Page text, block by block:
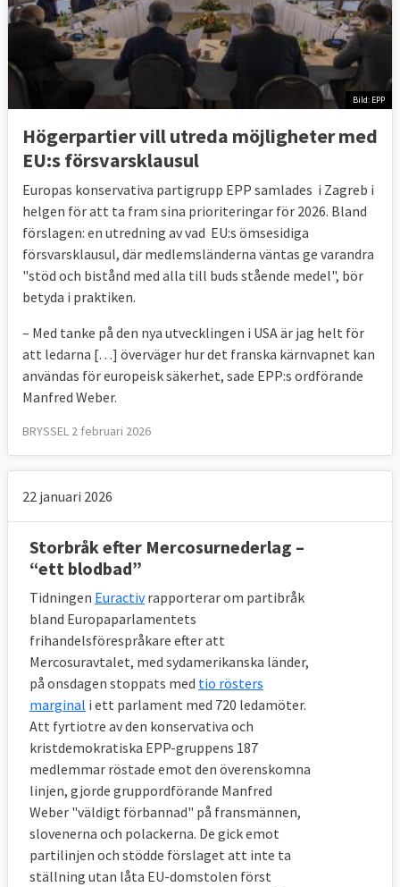
Bild: EPP
Högerpartier vill utreda möjligheter med
EU:s försvarsklausul
Europas konservativa partigrupp EPP samlades i Zagreb i
helgen för att ta fram sina prioriteringar för 2026. Bland
förslagen: en utredning av vad EU:s ömsesidiga
försvarsklausul, där medlemsländerna väntas ge varandra
"stöd och bistånd med alla till buds stående medel", bör
betyda i praktiken.
– Med tanke på den nya utvecklingen i USA är jag helt för
att ledarna […] överväger hur det franska kärnvapnet kan
användas för europeisk säkerhet, sade EPP:s ordförande
Manfred Weber.
BRYSSEL 2 februari 2026
22 januari 2026
Storbråk efter Mercosurnederlag –
“ett blodbad”
Tidningen Euractivrapporterar om partibråk
bland Europaparlamentets
frihandelsförespråkare efter att
Mercosuravtalet, med sydamerikanska länder,
på onsdagen stoppats med tio rösters
marginal i ett parlament med 720 ledamöter.
Att fyrtiotre av den konservativa och
kristdemokratiska EPP-gruppens 187
medlemmar röstade emot den överenskomna
linjen, gjorde gruppordförande Manfred
Weber "väldigt förbannad" på fransmännen,
slovenerna och polackerna. De gick emot
partilinjen och stödde förslaget att inte ta
ställning utan låta EU-domstolen först